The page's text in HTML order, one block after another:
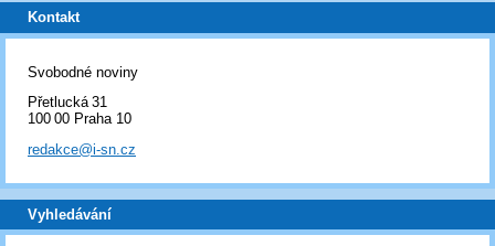
Kontakt
Svobodné noviny
Přetlucká 31
100 00 Praha 10
redakce@i-sn.cz
Vyhledávání